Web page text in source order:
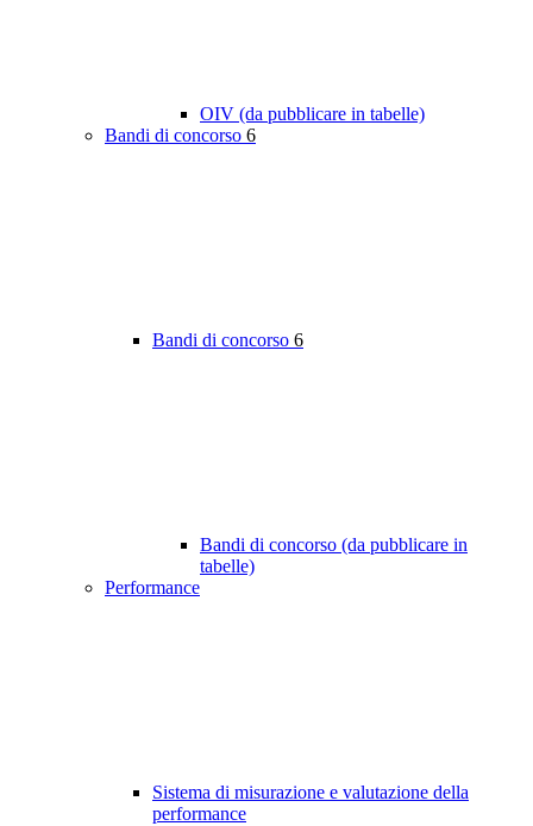
OIV (da pubblicare in tabelle)
Bandi di concorso 6
Bandi di concorso 6
Bandi di concorso (da pubblicare in
tabelle)
Performance
Sistema di misurazione e valutazione della
performance